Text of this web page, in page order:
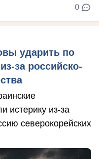
0
ударить по
за российско-
истерику из-за
северокорейских